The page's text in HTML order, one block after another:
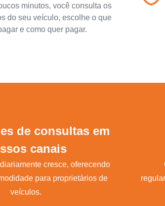
minutos, você consulta os
do seu veículo, escolhe o que
e como quer pagar.
de consultas em
canais
cresce, oferecendo
para proprietários de
veículos.